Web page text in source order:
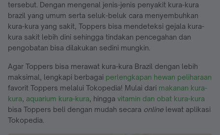
tersebut. Dengan mengenal jenis-jenis penyakit kura-kura
brazil yang umum serta seluk-beluk cara menyembuhkan
kura-kura yang sakit, Toppers bisa mendeteksi gejala kura-
kura sakit lebih dini sehingga tindakan pencegahan dan
pengobatan bisa dilakukan sedini mungkin.
Agar Toppers bisa merawat kura-kura Brazil dengan lebih
maksimal, lengkapi berbagai perlengkapan hewan peliharaan
favorit Toppers melalui Tokopedia! Mulai dari makanan kura-
kura, aquarium kura-kura, hingga vitamin dan obat kura-kura
bisa Toppers beli dengan mudah secara online lewat aplikasi
Tokopedia.